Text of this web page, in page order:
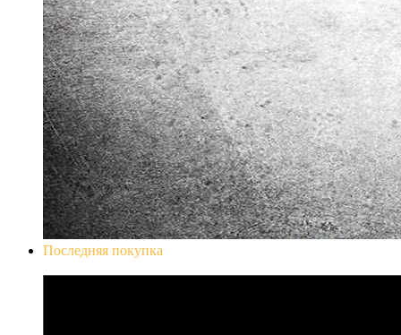
Последняя покупка